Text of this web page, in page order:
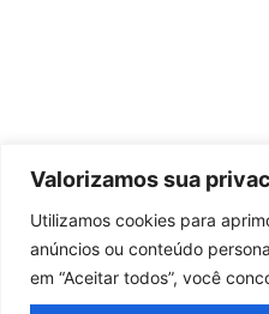
Valorizamos sua
Utilizamos cookies para
anúncios ou conteúdo
em “Aceitar todos”, você